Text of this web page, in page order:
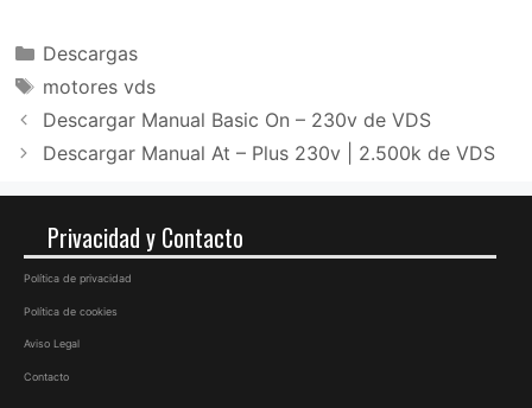
Categorías
Descargas
Etiquetas
motores vds
Descargar Manual Basic On – 230v de VDS
Descargar Manual At – Plus 230v | 2.500k de VDS
Privacidad y Contacto
Política de privacidad
Política de cookies
Aviso Legal
Contacto